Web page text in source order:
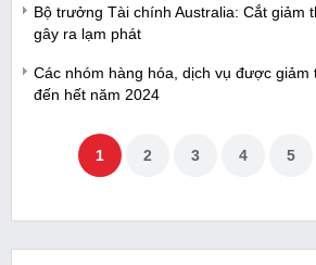
Bộ trưởng Tài chính Australia: Cắt giảm
gây ra lạm phát
Các nhóm hàng hóa, dịch vụ được giảm
đến hết năm 2024
1 2 3 4 5